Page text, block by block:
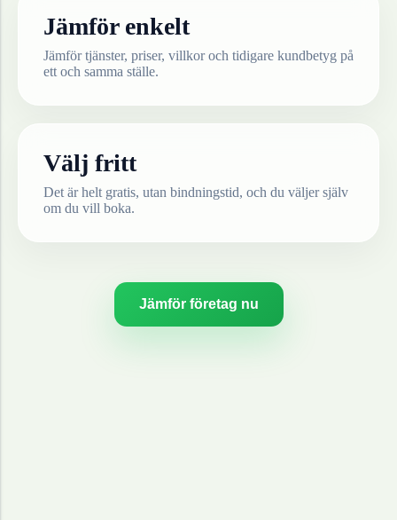
Jämför enkelt
Jämför tjänster, priser, villkor och tidigare kundbetyg på
ett och samma ställe.
Välj fritt
Det är helt gratis, utan bindningstid, och du väljer själv
om du vill boka.
Jämför företag nu